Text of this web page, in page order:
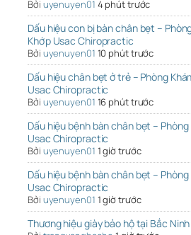
Bởi uyenuyen01 4 phút trước
Dấu hiệu con bị bàn chân bẹt –
Khớp Usac Chiropractic
Bởi uyenuyen01 10 phút trước
Dấu hiệu chân bẹt ở trẻ – Phòng
Usac Chiropractic
Bởi uyenuyen01 16 phút trước
Dấu hiệu bệnh bàn chân bẹt –
Usac Chiropractic
Bởi uyenuyen01 1 giờ trước
Dấu hiệu bệnh bàn chân bẹt –
Usac Chiropractic
Bởi uyenuyen01 1 giờ trước
Thương hiệu giày bảo hộ tại Bắc